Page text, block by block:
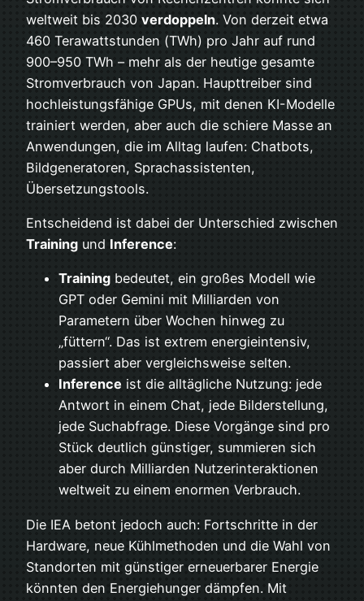
weltweit bis 2030 verdoppeln. Von derzeit etwa
460 Terawattstunden (TWh) pro Jahr auf rund
900–950 TWh – mehr als der heutige gesamte
Stromverbrauch von Japan. Haupttreiber sind
hochleistungsfähige GPUs, mit denen KI-Modelle
trainiert werden, aber auch die schiere Masse an
Anwendungen, die im Alltag laufen: Chatbots,
Bildgeneratoren, Sprachassistenten,
Übersetzungstools.
Entscheidend ist dabei der Unterschied zwischen
Training und Inference:
Training bedeutet, ein großes Modell wie
GPT oder Gemini mit Milliarden von
Parametern über Wochen hinweg zu
„füttern“. Das ist extrem energieintensiv,
passiert aber vergleichsweise selten.
Inference ist die alltägliche Nutzung: jede
Antwort in einem Chat, jede Bilderstellung,
jede Suchabfrage. Diese Vorgänge sind pro
Stück deutlich günstiger, summieren sich
aber durch Milliarden Nutzerinteraktionen
weltweit zu einem enormen Verbrauch.
Die IEA betont jedoch auch: Fortschritte in der
Hardware, neue Kühlmethoden und die Wahl von
Standorten mit günstiger erneuerbarer Energie
könnten den Energiehunger dämpfen. Mit